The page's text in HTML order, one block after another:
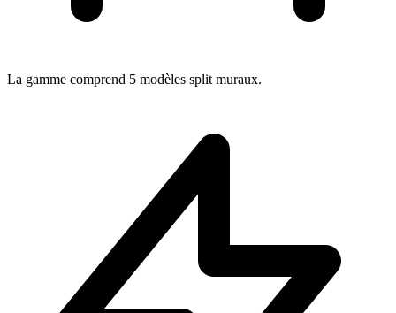
La gamme comprend 5 modèles split muraux.